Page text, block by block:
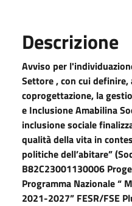
Descrizione
Avviso per
Settore , con cui
coprogettazione, la
e Inclusione Amabilina
inclusione sociale
qualità della vita in
politiche dell’abitare”
B82C23001130006
Programma Nazionale “
2021-2027” FESR/FSE